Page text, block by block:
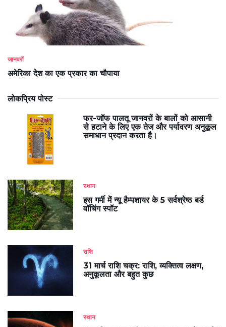
जानवरों
अमेरिका देश का एक प्रकार का चौपाया
लोकप्रिय पोस्ट
फर-जॉफ पालतू जानवरों के बालों को आसानी
से हटाने के लिए एक तेज और पर्यावरण अनुकूल
समाधान प्रदान करता है।
स्थान
इस गर्मी में न्यू हैम्पशायर के 5 सर्वश्रेष्ठ बर्ड
वॉचिंग स्पॉट
राशि
31 मार्च राशि चक्र: राशि, व्यक्तित्व लक्षण,
अनुकूलता और बहुत कुछ
स्थान